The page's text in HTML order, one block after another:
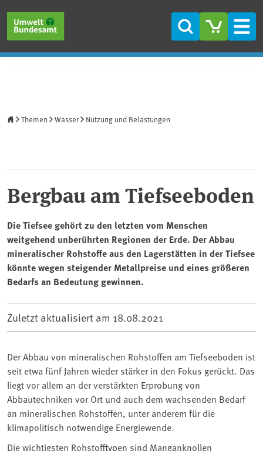
Suche
Themen Wasser Nutzung und Belastungen
Bergbau am Tiefseeboden
Die Tiefsee gehört zu den letzten vom Menschen
weitgehend unberührten Regionen der Erde. Der Abbau
mineralischer Rohstoffe aus den Lagerstätten in der Tiefsee
könnte wegen steigender Metallpreise und eines größeren
Bedarfs an Bedeutung gewinnen.
Zuletzt aktualisiert am 18.08.2021
Der Abbau von mineralischen Rohstoffen am Tiefseeboden ist
seit etwa fünf Jahren wieder stärker in den Fokus gerückt. Das
liegt vor allem an der verstärkten Erprobung von
Abbautechniken vor Ort und auch dem wachsenden Bedarf
an mineralischen Rohstoffen, unter anderem für die
klimapolitisch notwendige Energiewende.
Die wichtigsten Rohstofftypen sind Manganknollen